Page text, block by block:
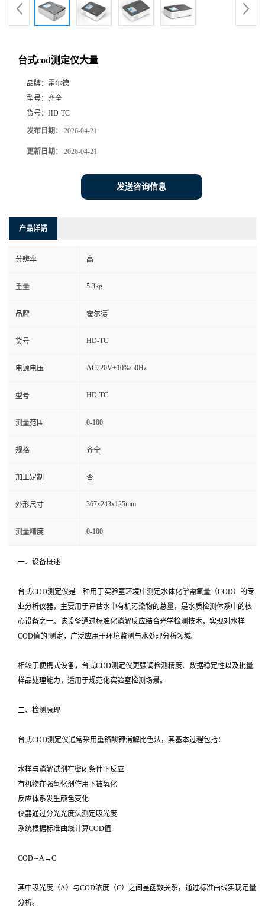
台式cod测定仪大量
品牌： 霍尔德
型号： 齐全
货号： HD-TC
发布日期： 2026-04-21
更新日期： 2026-04-21
发送咨询信息
产品详请
分辨率 高
重量 5.3kg
品牌 霍尔德
货号 HD-TC
电源电压 AC220V±10%/50Hz
型号 HD-TC
测量范围 0-100
规格 齐全
加工定制 否
外形尺寸 367x243x125mm
测量精度 0-100
一、设备概述
台式COD测定仪是一种用于实验室环境中测定水体化学需氧量（COD）的专
业分析仪器，主要用于评估水中有机污染物的总量，是水质检测体系中的核
心设备之一。该设备通过标准化消解反应结合光学检测技术，实现对水样
COD值的 测定，广泛应用于环境监测与水处理分析领域。
相较于便携式设备，台式COD测定仪更强调检测精度、数据稳定性以及批量
样品处理能力，适用于规范化实验室检测场景。
二、检测原理
台式COD测定仪通常采用重铬酸钾消解比色法，其基本过程包括：
水样与消解试剂在密闭条件下反应
有机物在强氧化剂作用下被氧化
反应体系发生颜色变化
仪器通过分光光度法测定吸光度
系统根据标准曲线计算COD值
COD∼A→C
其中吸光度（A）与COD浓度（C）之间呈函数关系，通过标准曲线实现定量
分析。